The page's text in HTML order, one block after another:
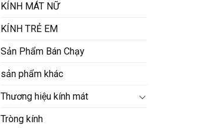
KÍNH MÁT NỮ
KÍNH TRẺ EM
Sản Phẩm Bán Chạy
sản phẩm khác
Thương hiệu kính mát
Tròng kính